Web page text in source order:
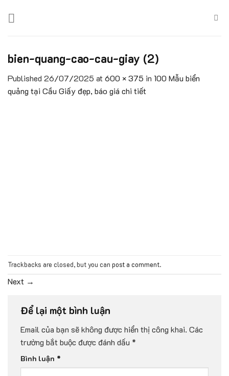
bien-quang-cao-cau-giay (2)
Published 26/07/2025 at600 × 375 in 100 Mẫu biển
quảng tại Cầu Giấy đẹp, báo giá chi tiết
Trackbacks are closed, but you can post a comment.
Next →
Để lại một bình luận
Email của bạn sẽ không được hiển thị công khai. Các
trường bắt buộc được đánh dấu *
Bình luận *